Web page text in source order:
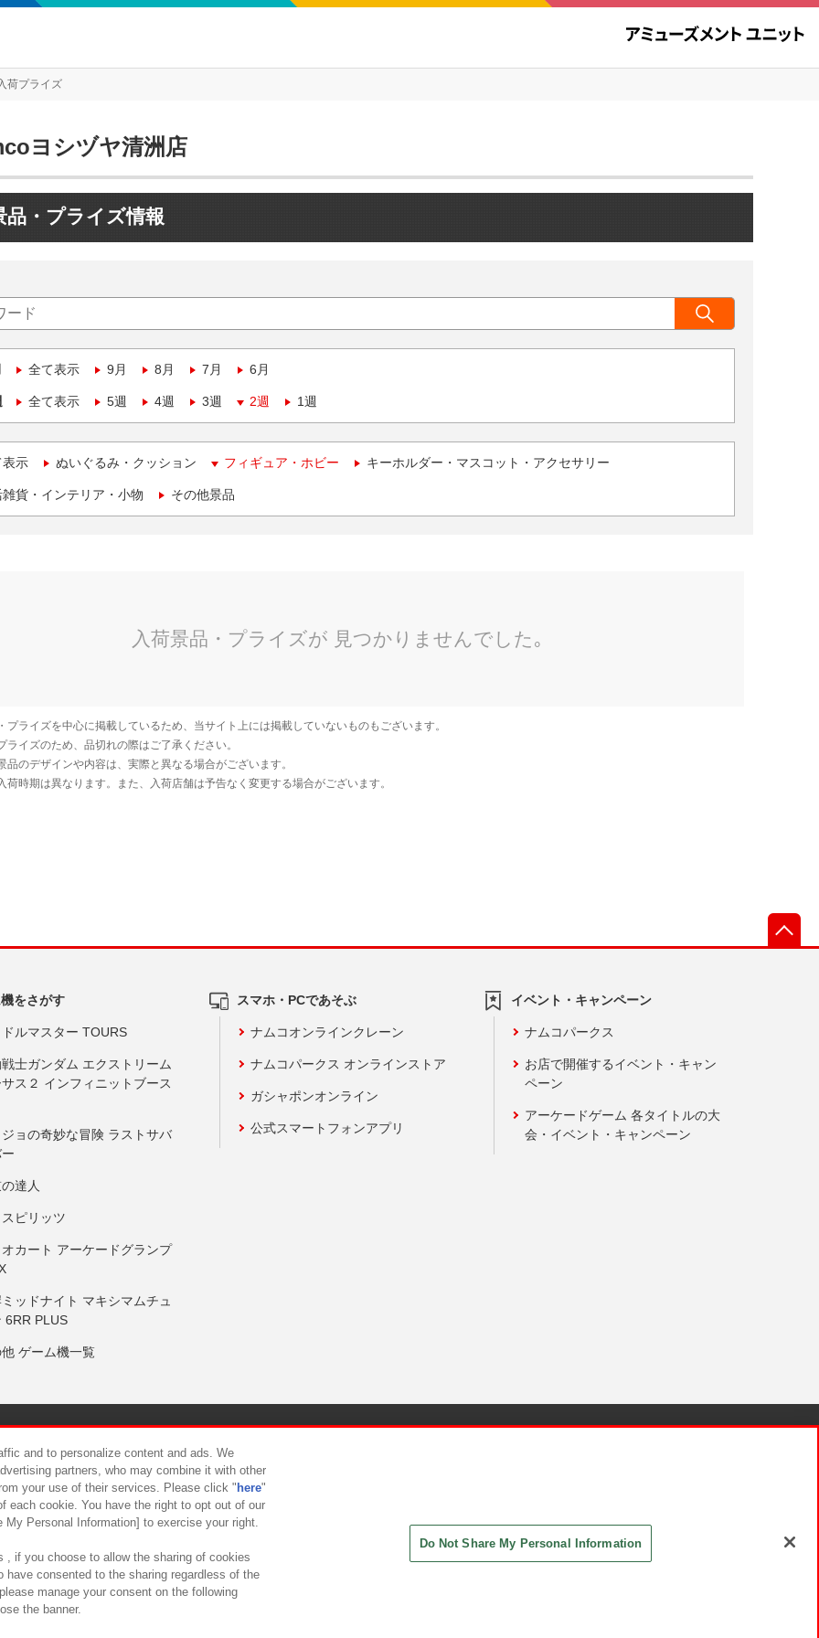
荷プライズ
ヨシヅヤ清洲店
品・プライズ情報
全て表示 9月 8月 7月 6月
全て表示 5週 4週 3週 2週 1週
表示 ぬいぐるみ・クッション フィギュア・ホビー キーホルダー・マスコット・アクセサリー
貨・インテリア・小物 その他景品
をさがす
ルマスター TOURS
士ガンダム エクストリーム
ス２ インフィニットブース
ョの奇妙な冒険 ラストサバ
達人
ピリッツ
カート アーケードグランプ
ッドナイト マキシマムチュ
6RR PLUS
ゲーム機一覧
スマホ・PCであそぶ
ナムコオンラインクレーン
ナムコパークス オンラインストア
ガシャポンオンライン
公式スマートフォンアプリ
イベント・キャンペーン
ナムコパークス
お店で開催するイベント・キャン
ペーン
アーケードゲーム 各タイトルの大
会・イベント・キャンペーン
について カスタマーハラスメント対応方針
and to personalize content and ads. We
partners, who may combine it with other
your use of their services. Please click " here"
each cookie. You have the right to opt out of our
Personal Information] to exercise your right.
, if you choose to allow the sharing of cookies
have consented to the sharing regardless of the
manage your consent on the following
the banner.
Do Not Share My Personal Information